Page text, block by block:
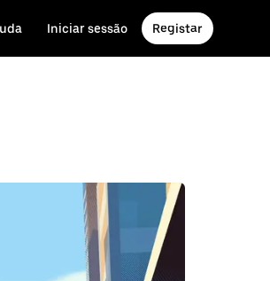
Iniciar sessão Registar